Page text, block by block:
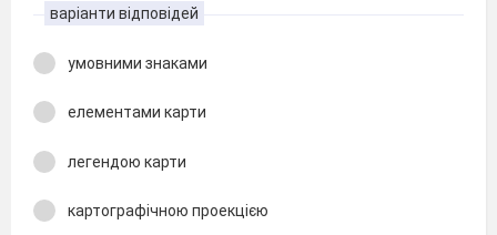
варіанти відповідей
умовними знаками
елементами карти
легендою карти
картографічною проекцією